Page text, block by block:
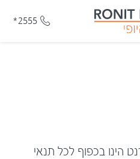
*2555
הינו בכפוף לכל תנאי